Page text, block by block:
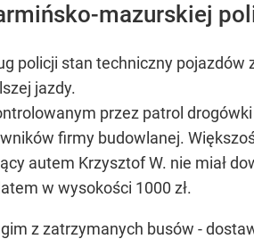
mazurskiej
policji stan techniczny
jazdy.
przez patrol
firmy budowlanej.
autem Krzysztof W. nie miał
w wysokości 1000 zł.
z zatrzymanych busów -